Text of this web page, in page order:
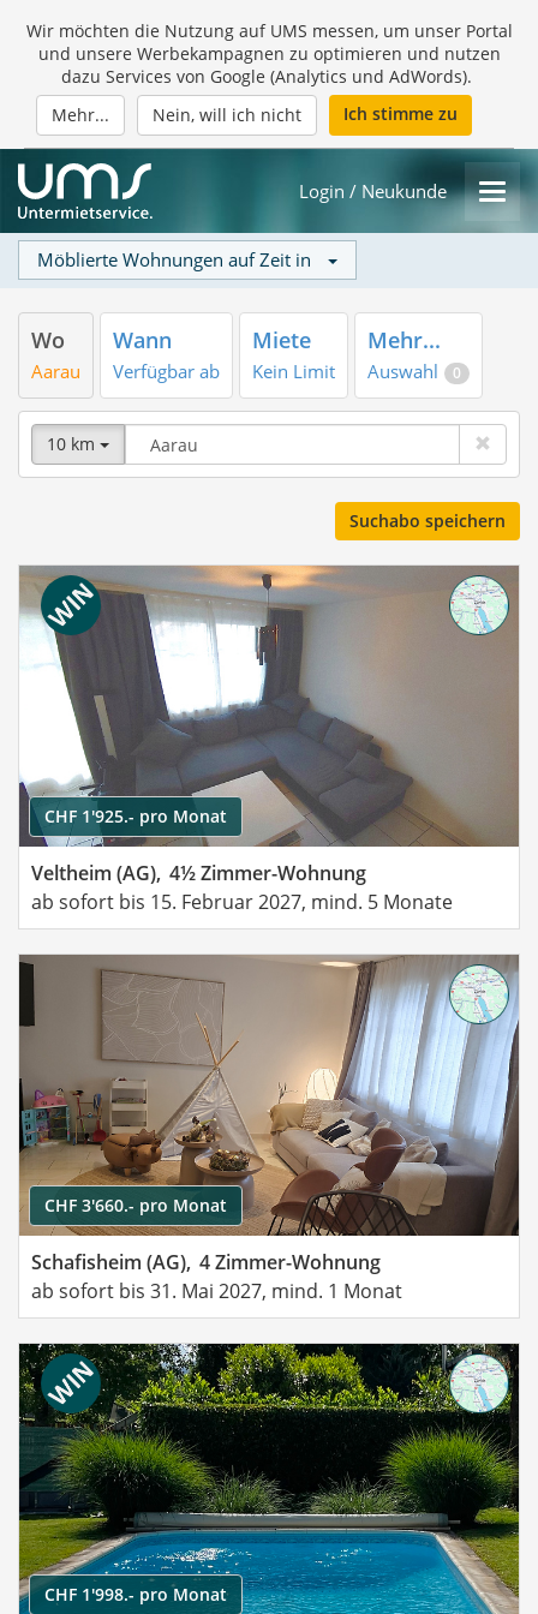
Wir möchten die Nutzung auf UMS messen, um unser Portal
und unsere Werbekampagnen zu optimieren und nutzen
dazu Services von Google (Analytics und AdWords).
Mehr...
Nein, will ich nicht Ich stimme zu
Login / Neukunde
Möblierte Wohnungen auf Zeit in
Wo
Aarau
Wann
Verfügbar ab
Miete
Kein Limit
Mehr...
Auswahl 0
10 km
Suchabo speichern
CHF 1'925.- pro Monat
Veltheim (AG), 4½ Zimmer-Wohnung
ab sofort bis 15. Februar 2027, mind. 5 Monate
CHF 3'660.- pro Monat
Schafisheim (AG), 4 Zimmer-Wohnung
ab sofort bis 31. Mai 2027, mind. 1 Monat
CHF 1'998.- pro Monat